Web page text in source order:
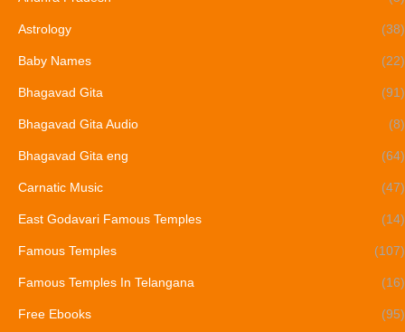
Astrology (38)
Baby Names (22)
Bhagavad Gita (91)
Bhagavad Gita Audio (8)
Bhagavad Gita eng (64)
Carnatic Music (47)
East Godavari Famous Temples (14)
Famous Temples (107)
Famous Temples In Telangana (16)
Free Ebooks (95)